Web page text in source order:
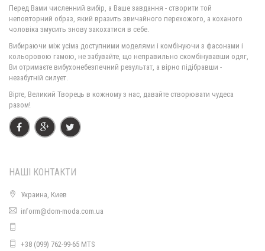
1440.00грн.
Перед Вами численний вибір, а Ваше завдання - створити той
неповторний образ, який вразить звичайного перехожого, а коханого
чоловіка змусить знову закохатися в себе.
Вибираючи між усіма доступними моделями і комбінуючи з фасонами і
кольоровою гамою, не забувайте, що неправильно скомбінувавши одяг,
Ви отримаєте вибухонебезпечний результат, а вірно підібравши -
незабутній силует.
Вірте, Великий Творець в кожному з нас, давайте створювати чудеса
разом!
НАШІ КОНТАКТИ
Украина, Киев
inform@dom-moda.com.ua
+38 (099) 762-99-65 MTS